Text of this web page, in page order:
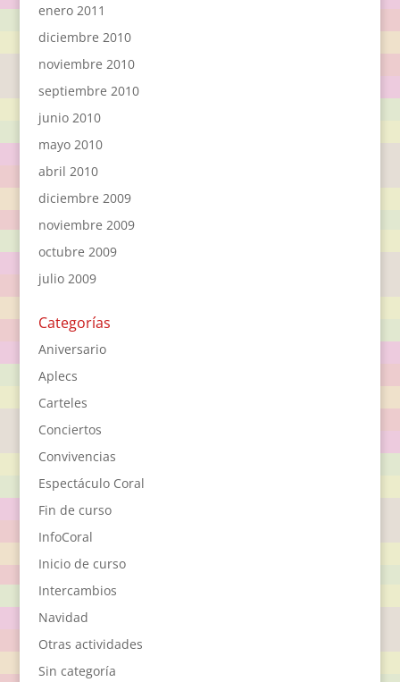
enero 2011
diciembre 2010
noviembre 2010
septiembre 2010
junio 2010
mayo 2010
abril 2010
diciembre 2009
noviembre 2009
octubre 2009
julio 2009
Categorías
Aniversario
Aplecs
Carteles
Conciertos
Convivencias
Espectáculo Coral
Fin de curso
InfoCoral
Inicio de curso
Intercambios
Navidad
Otras actividades
Sin categoría